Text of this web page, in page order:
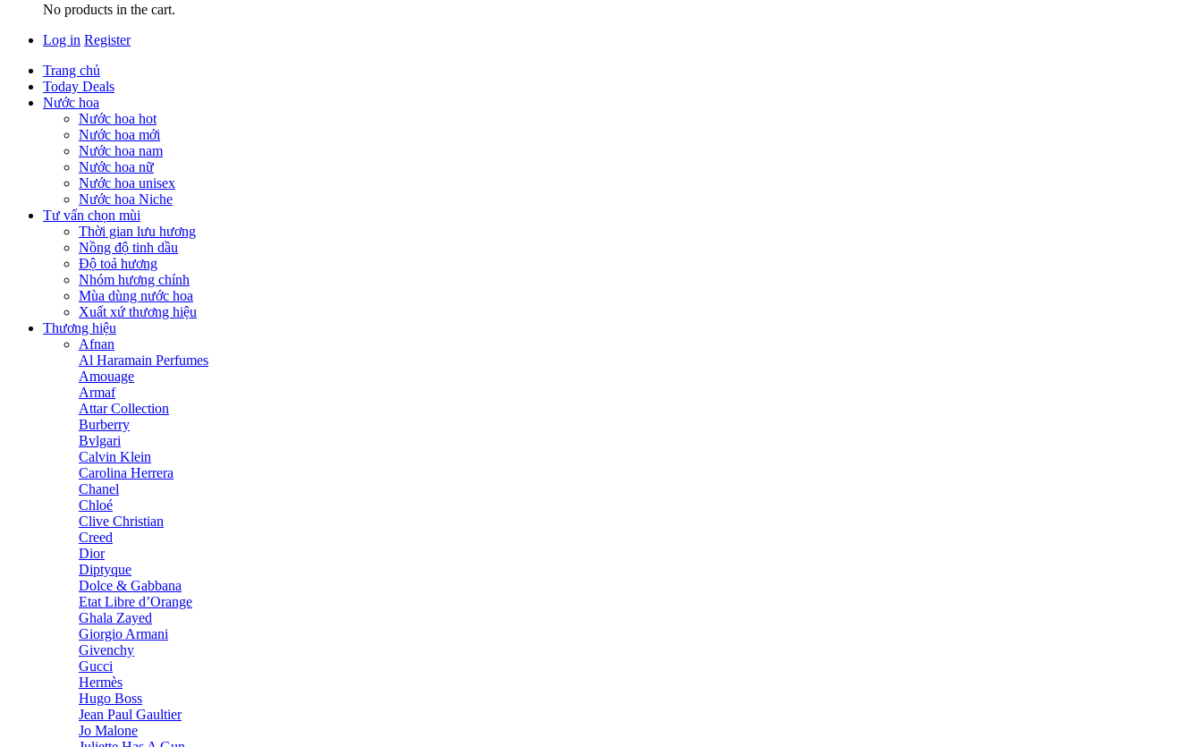
No products in the cart.
Log in Register
Trang chủ
Today Deals
Nước hoa
Nước hoa hot
Nước hoa mới
Nước hoa nam
Nước hoa nữ
Nước hoa unisex
Nước hoa Niche
Tư vấn chọn mùi
Thời gian lưu hương
Nồng độ tinh dầu
Độ toả hương
Nhóm hương chính
Mùa dùng nước hoa
Xuất xứ thương hiệu
Thương hiệu
Afnan
Al Haramain Perfumes
Amouage
Armaf
Attar Collection
Burberry
Bvlgari
Calvin Klein
Carolina Herrera
Chanel
Chloé
Clive Christian
Creed
Dior
Diptyque
Dolce & Gabbana
Etat Libre d’Orange
Ghala Zayed
Giorgio Armani
Givenchy
Gucci
Hermès
Hugo Boss
Jean Paul Gaultier
Jo Malone